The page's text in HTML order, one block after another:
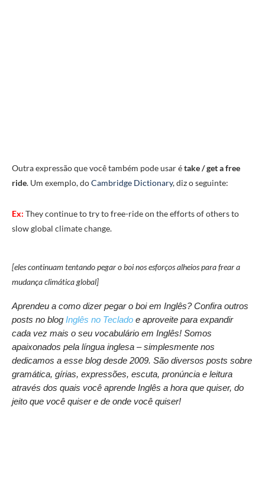
Outra expressão que você também pode usar étake / get a free
ride. Um exemplo, doCambridge Dictionary, diz o seguinte:
Ex: They continue to try to free-ride on the efforts of others to
slow global climate change.
[eles continuam tentando pegar o boi nos esforços alheios para frear a
mudança climática global]
Aprendeu a como dizer pegar o boi em Inglês? Confira outros
posts no blog Inglês no Teclado e aproveite para expandir
cada vez mais o seu vocabulário em Inglês! Somos
apaixonados pela língua inglesa – simplesmente nos
dedicamos a esse blog desde 2009. São diversos posts sobre
gramática, gírias, expressões, escuta, pronúncia e leitura
através dos quais você aprende Inglês a hora que quiser, do
jeito que você quiser e de onde você quiser!